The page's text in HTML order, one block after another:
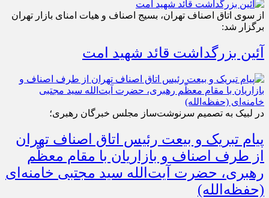
از سوی اتاق اصناف تهران، بسیج اصناف و هیات امنای بازار تهران
برگزار شد:
آئین بزرگداشت قائد شهید امت
در لبیک به تصمیم سرنوشت‌ساز مجلس خبرگان رهبری؛
پیام تبریک و بیعت رئیس اتاق اصناف تهران
از طرف اصناف و بازاریان با مقام معظّم
رهبری، حضرت آیت‌الله سید مجتبی خامنه‌ای
(حفظه‌الله)